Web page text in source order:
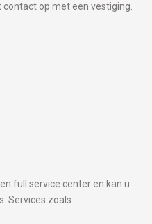
op met een vestiging.
full service center en kan u
Services zoals: